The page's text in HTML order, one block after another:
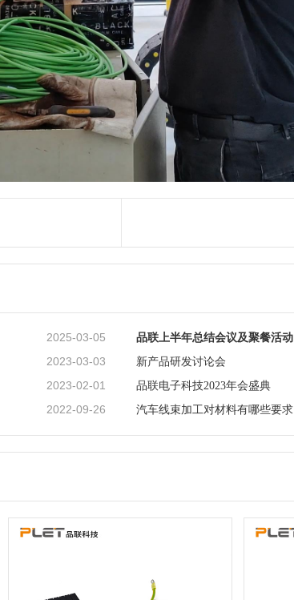
2025-03-05 ​品联上半年总结会议及聚餐活动
2023-03-03 新产品研发讨论会
2023-02-01 品联电子科技2023年会盛典
2022-09-26 汽车线束加工对材料有哪些要求